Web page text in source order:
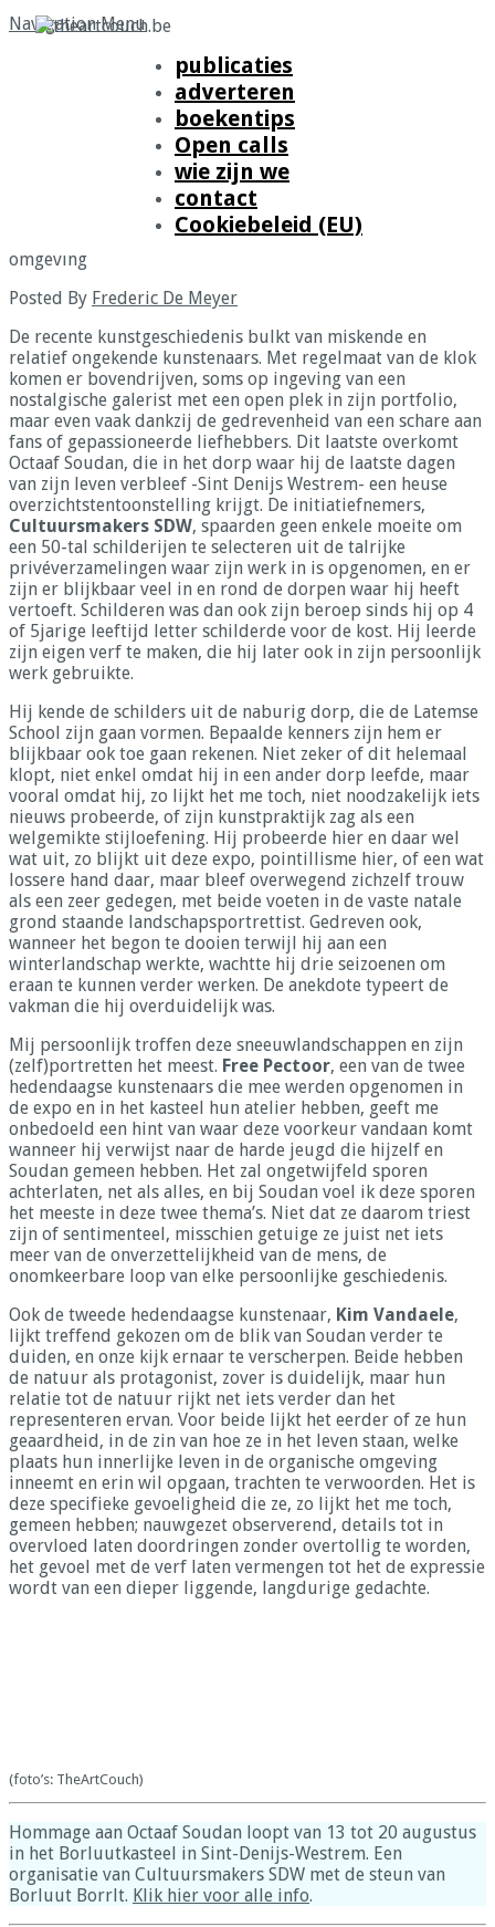
Navigation Menu
publicaties
adverteren
boekentips
Open calls
wie zijn we
contact
Cookiebeleid (EU)
Een hommage aan Octaaf
omgeving
kunstenaars in België » Een hommage aan Octaaf
Soudan, onderzoeker van de authentieke beleving van de
omgeving
Posted By Frederic De Meyer
De recente kunstgeschiedenis bulkt van miskende en
relatief ongekende kunstenaars. Met regelmaat van de klok
komen er bovendrijven, soms op ingeving van een
nostalgische galerist met een open plek in zijn portfolio,
maar even vaak dankzij de gedrevenheid van een schare aan
fans of gepassioneerde liefhebbers. Dit laatste overkomt
Octaaf Soudan, die in het dorp waar hij de laatste dagen
van zijn leven verbleef -Sint Denijs Westrem- een heuse
overzichtstentoonstelling krijgt. De initiatiefnemers,
Cultuursmakers SDW, spaarden geen enkele moeite om
een 50-tal schilderijen te selecteren uit de talrijke
privéverzamelingen waar zijn werk in is opgenomen, en er
zijn er blijkbaar veel in en rond de dorpen waar hij heeft
vertoeft. Schilderen was dan ook zijn beroep sinds hij op 4
of 5jarige leeftijd letter schilderde voor de kost. Hij leerde
zijn eigen verf te maken, die hij later ook in zijn persoonlijk
werk gebruikte.
Hij kende de schilders uit de naburig dorp, die de Latemse
School zijn gaan vormen. Bepaalde kenners zijn hem er
blijkbaar ook toe gaan rekenen. Niet zeker of dit helemaal
klopt, niet enkel omdat hij in een ander dorp leefde, maar
vooral omdat hij, zo lijkt het me toch, niet noodzakelijk iets
nieuws probeerde, of zijn kunstpraktijk zag als een
welgemikte stijloefening. Hij probeerde hier en daar wel
wat uit, zo blijkt uit deze expo, pointillisme hier, of een wat
lossere hand daar, maar bleef overwegend zichzelf trouw
als een zeer gedegen, met beide voeten in de vaste natale
grond staande landschapsportrettist. Gedreven ook,
wanneer het begon te dooien terwijl hij aan een
winterlandschap werkte, wachtte hij drie seizoenen om
eraan te kunnen verder werken. De anekdote typeert de
vakman die hij overduidelijk was.
Mij persoonlijk troffen deze sneeuwlandschappen en zijn
(zelf)portretten het meest. Free Pectoor, een van de twee
hedendaagse kunstenaars die mee werden opgenomen in
de expo en in het kasteel hun atelier hebben, geeft me
onbedoeld een hint van waar deze voorkeur vandaan komt
wanneer hij verwijst naar de harde jeugd die hijzelf en
Soudan gemeen hebben. Het zal ongetwijfeld sporen
achterlaten, net als alles, en bij Soudan voel ik deze sporen
het meeste in deze twee thema’s. Niet dat ze daarom triest
zijn of sentimenteel, misschien getuige ze juist net iets
meer van de onverzettelijkheid van de mens, de
onomkeerbare loop van elke persoonlijke geschiedenis.
Ook de tweede hedendaagse kunstenaar, Kim Vandaele,
lijkt treffend gekozen om de blik van Soudan verder te
duiden, en onze kijk ernaar te verscherpen. Beide hebben
de natuur als protagonist, zover is duidelijk, maar hun
relatie tot de natuur rijkt net iets verder dan het
representeren ervan. Voor beide lijkt het eerder of ze hun
geaardheid, in de zin van hoe ze in het leven staan, welke
plaats hun innerlijke leven in de organische omgeving
inneemt en erin wil opgaan, trachten te verwoorden. Het is
deze specifieke gevoeligheid die ze, zo lijkt het me toch,
gemeen hebben; nauwgezet observerend, details tot in
overvloed laten doordringen zonder overtollig te worden,
het gevoel met de verf laten vermengen tot het de expressie
wordt van een dieper liggende, langdurige gedachte.
(foto’s: TheArtCouch)
Hommage aan Octaaf Soudan loopt van 13 tot 20 augustus
in het Borluutkasteel in Sint-Denijs-Westrem. Een
organisatie van Cultuursmakers SDW met de steun van
Borluut Borrlt. Klik hier voor alle info.